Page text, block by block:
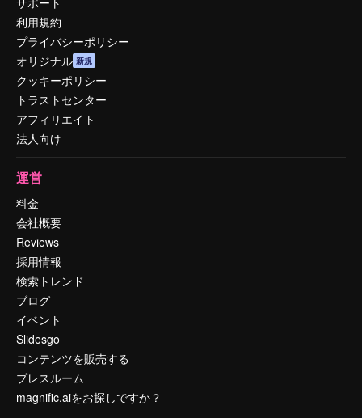
利用規約
プライバシーポリシー
オリジナル 新規
クッキーポリシー
トラストセンター
アフィリエイト
法人向け
運営
料金
会社概要
Reviews
採用情報
検索トレンド
ブログ
イベント
Slidesgo
コンテンツを販売する
プレスルーム
magnific.aiをお探しですか？